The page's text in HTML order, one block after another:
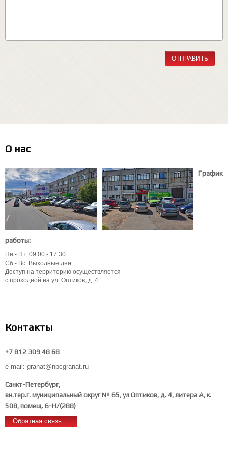
ОТПРАВИТЬ
О нас
График
работы:
Пн - Пт: 09:00 - 17:30
Сб - Вс: Выходные дни
Доступ на территорию осуществляется
с проходной на ул. Оптиков, д. 4.
Контакты
+7 812 309 48 68
e-mail: granat@npcgranat.ru
Санкт-Петербург,
вн.тер.г. муниципальный округ № 65, ул Оптиков, д. 4, литера А, к.
508, помещ. 6-Н/(288)
Обратная связь